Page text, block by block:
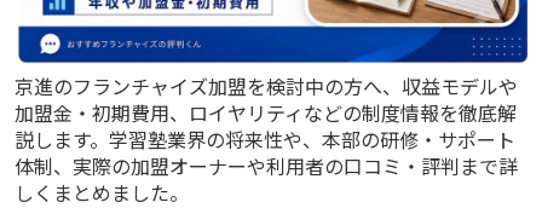
京進のフランチャイズ加盟を検討中の方へ、収益モデルや
加盟金・初期費用、ロイヤリティなどの制度情報を徹底解
説します。学習塾業界の将来性や、本部の研修・サポート
体制、実際の加盟オーナーや利用者の口コミ・評判まで詳
しくまとめました。